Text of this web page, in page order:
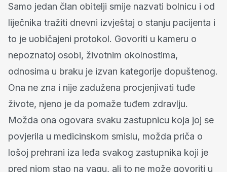
Samo jedan član obitelji smije nazvati bolnicu i od
liječnika tražiti dnevni izvještaj o stanju pacijenta i
to je uobičajeni protokol. Govoriti u kameru o
nepoznatoj osobi, životnim okolnostima,
odnosima u braku je izvan kategorije dopuštenog.
Ona ne zna i nije zadužena procjenjivati tuđe
živote, njeno je da pomaže tuđem zdravlju.
Možda ona ogovara svaku zastupnicu koja joj se
povjerila u medicinskom smislu, možda priča o
lošoj prehrani iza leđa svakog zastupnika koji je
pred njom stao na vagu, ali to ne može govoriti u